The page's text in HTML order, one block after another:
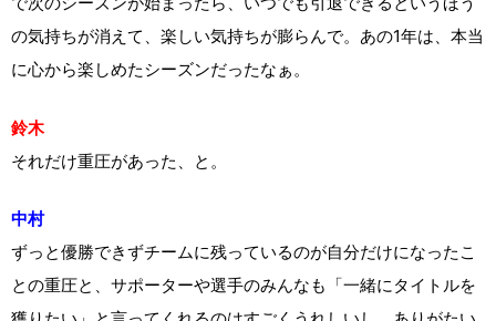
の気持ちが消えて、楽しい気持ちが膨らんで。あの1年は、本当
に心から楽しめたシーズンだったなぁ。
鈴木
それだけ重圧があった、と。
中村
ずっと優勝できずチームに残っているのが自分だけになったこ
との重圧と、サポーターや選手のみんなも「一緒にタイトルを